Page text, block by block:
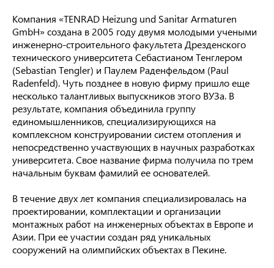
Компания «TENRAD Heizung und Sanitar Armaturen
GmbH» создана в 2005 году двумя молодыми учеными
инженерно-строительного факультета Дрезденского
технического университета Себастианом Тенглером
(Sebastian Tengler) и Паулем Раденфельдом (Paul
Radenfeld). Чуть позднее в новую фирму пришло еще
несколько талантливых выпускников этого ВУЗа. В
результате, компания объединила группу
единомышленников, специализирующихся на
комплексном конструировании систем отопления и
непосредственно участвующих в научных разработках
университета. Свое название фирма получила по трем
начальным буквам фамилий ее основателей.
В течение двух лет компания специализировалась на
проектировании, комплектации и организации
монтажных работ на инженерных объектах в Европе и
Азии. При ее участии создан ряд уникальных
сооружений на олимпийских объектах в Пекине.